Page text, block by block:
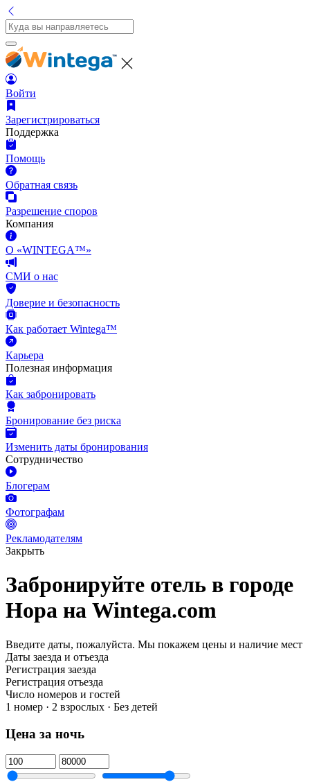
Войти
Зарегистрироваться
Поддержка
Помощь
Обратная связь
Разрешение споров
Компания
О «WINTEGA™»
СМИ о нас
Доверие и безопасность
Как работает Wintega™
Карьера
Полезная информация
Как забронировать
Бронирование без риска
Изменить даты бронирования
Сотрудничество
Блогерам
Фотографам
Рекламодателям
Закрыть
Забронируйте отель в городе
Нора на Wintega.com
Введите даты, пожалуйста. Мы покажем цены и наличие мест
Даты заезда и отъезда
Регистрация заезда
Регистрация отъезда
Число номеров и гостей
1 номер · 2 взрослых · Без детей
Цена за ночь